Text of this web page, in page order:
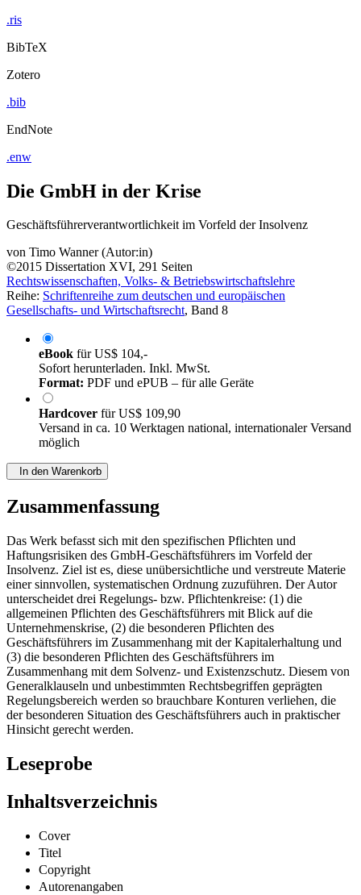
.ris
BibTeX
Zotero
.bib
EndNote
.enw
Die GmbH in der Krise
Geschäftsführerverantwortlichkeit im Vorfeld der Insolvenz
von Timo Wanner (Autor:in)
©2015 Dissertation XVI, 291 Seiten
Rechtswissenschaften, Volks- & Betriebswirtschaftslehre
Reihe: Schriftenreihe zum deutschen und europäischen
Gesellschafts- und Wirtschaftsrecht, Band 8
eBook fürUS$ 104,-
Sofort herunterladen. Inkl. MwSt.
Format: PDF und ePUB – für alle Geräte
Hardcover fürUS$ 109,90
Versand in ca. 10 Werktagen national, internationaler Versand
möglich
In den Warenkorb
Zusammenfassung
Das Werk befasst sich mit den spezifischen Pflichten und
Haftungsrisiken des GmbH-Geschäftsführers im Vorfeld der
Insolvenz. Ziel ist es, diese unübersichtliche und verstreute Materie
einer sinnvollen, systematischen Ordnung zuzuführen. Der Autor
unterscheidet drei Regelungs- bzw. Pflichtenkreise: (1) die
allgemeinen Pflichten des Geschäftsführers mit Blick auf die
Unternehmenskrise, (2) die besonderen Pflichten des
Geschäftsführers im Zusammenhang mit der Kapitalerhaltung und
(3) die besonderen Pflichten des Geschäftsführers im
Zusammenhang mit dem Solvenz- und Existenzschutz. Diesem von
Generalklauseln und unbestimmten Rechtsbegriffen geprägten
Regelungsbereich werden so brauchbare Konturen verliehen, die
der besonderen Situation des Geschäftsführers auch in praktischer
Hinsicht gerecht werden.
Leseprobe
Inhaltsverzeichnis
Cover
Titel
Copyright
Autorenangaben